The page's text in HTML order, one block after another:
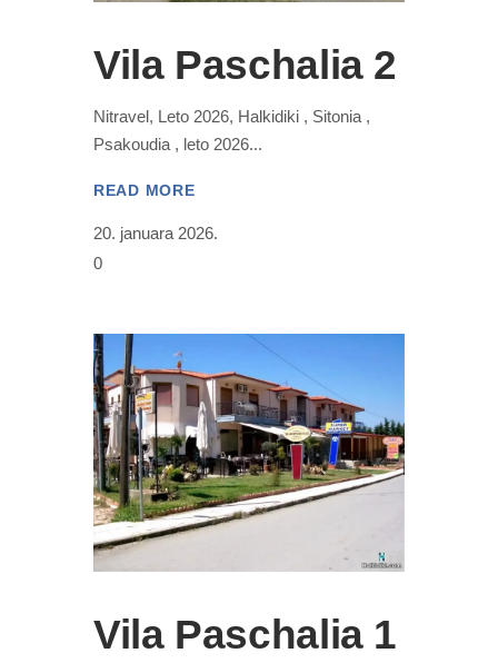
Vila Paschalia 2
Nitravel, Leto 2026, Halkidiki , Sitonia ,
Psakoudia , leto 2026
READ MORE
20. januara 2026.
0
Vila Paschalia 1